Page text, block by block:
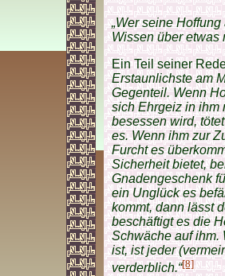
„Wer seine
Wissen über etwas
Ein Teil seiner
Erstaunlichste am
Gegenteil. Wenn
sich Ehrgeiz in ihm
besessen wird,
es. Wenn ihm zur
Furcht es
Sicherheit bietet,
Gnadengeschenk
ein Unglück es
kommt, dann lässt
beschäftigt es die
Schwäche auf ihm.
ist, ist jeder
verderblich.“[8]